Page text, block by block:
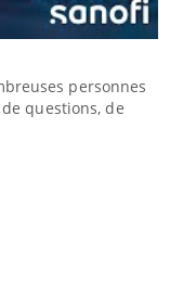
personnes
questions, de
l’accès à la
innove en
« jumeau